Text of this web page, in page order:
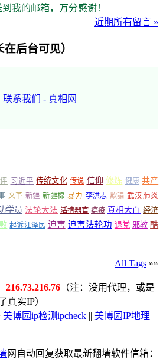
我的邮箱，万分感谢！
近期所有留言 »
在后台可见）
联系我们 - 真相网
习近平 传统文化 传说 信仰 修炼 健康 共产
文革 新疆 新疆棉 暴力 李洪志 欺骗 武汉肺炎
学员 法轮大法 活摘器官 瘟疫 真相大白 经济
起诉江泽民 迫害 迫害法轮功 退党 邪教 酷
All Tags »»
216.73.216.76 （注：没用代理，或是
真实IP）
美博园ip检测ipcheck || 美博园IP地理
网自动回复获取最新翻墙软件信箱：